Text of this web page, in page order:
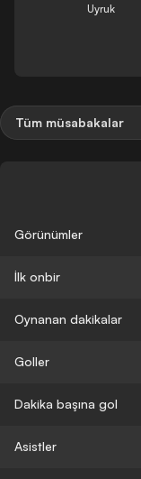
Uyruk
Tüm müsabakalar
Görünümler
İlk onbir
Oynanan dakikalar
Goller
Dakika başına gol
Asistler